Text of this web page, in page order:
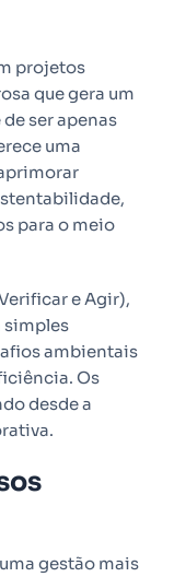
projetos
que gera um
ser apenas
uma
para o meio
e Agir),
simples
ambientais
Os
desde a
gestão mais